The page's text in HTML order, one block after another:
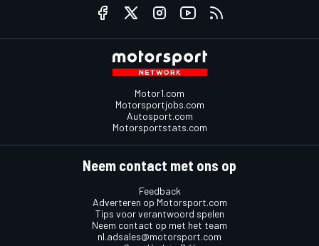
Motor1.com
Motorsportjobs.com
Autosport.com
Motorsportstats.com
Neem contact met ons op
Feedback
Adverteren op Motorsport.com
Tips voor verantwoord spelen
Neem contact op met het team
nl.adsales@motorsport.com